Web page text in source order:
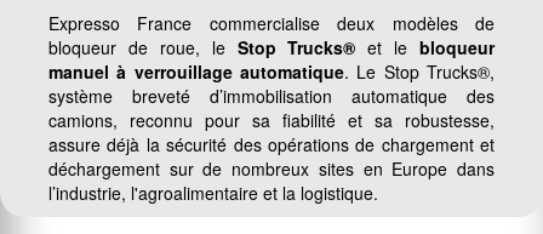
Expresso France commercialise deux modèles de
bloqueur de roue, le Stop Trucks® et le bloqueur
manuel à verrouillage automatique. Le Stop Trucks®,
système breveté d’immobilisation automatique des
camions, reconnu pour sa fiabilité et sa robustesse,
assure déjà la sécurité des opérations de chargement et
déchargement sur de nombreux sites en Europe dans
l’industrie, l'agroalimentaire et la logistique.